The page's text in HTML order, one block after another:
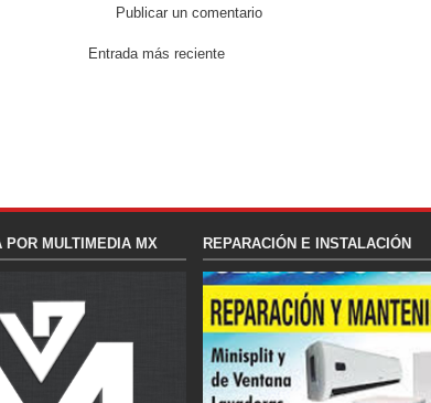
Publicar un comentario
Entrada más reciente
POR MULTIMEDIA MX REPARACIÓN E INSTALACIÓN